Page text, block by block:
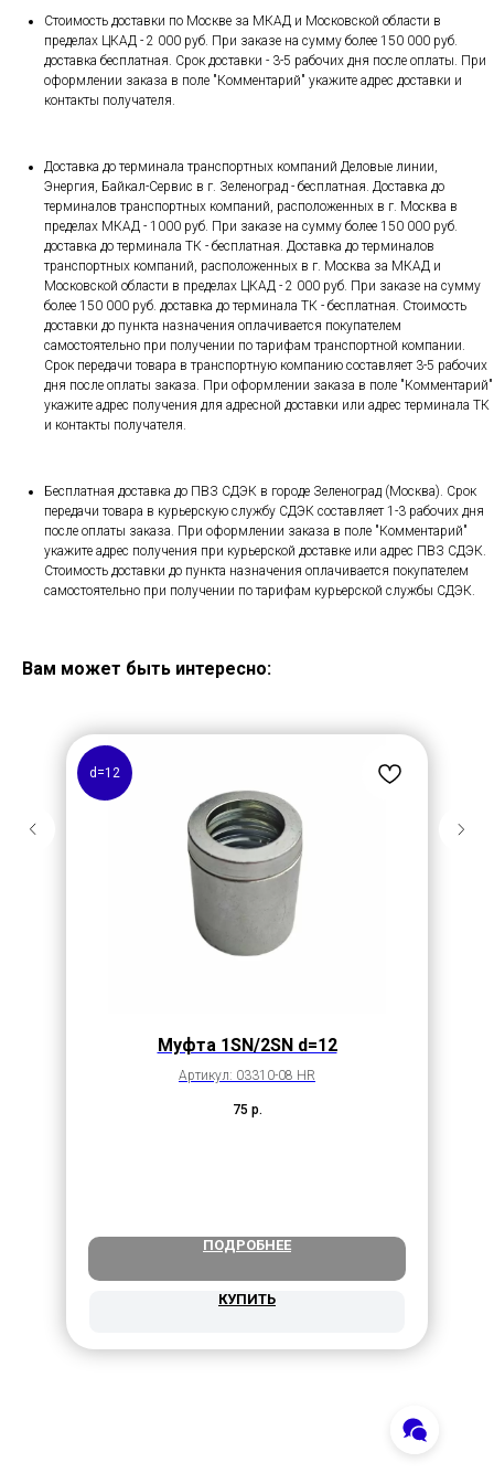
Стоимость доставки по Москве за МКАД и Московской области в
пределах ЦКАД - 2 000 руб. При заказе на сумму более 150 000 руб.
доставка бесплатная. Срок доставки - 3-5 рабочих дня после оплаты. При
оформлении заказа в поле "Комментарий" укажите адрес доставки и
контакты получателя.
Доставка до терминала транспортных компаний Деловые линии,
Энергия, Байкал-Сервис в г. Зеленоград - бесплатная. Доставка до
терминалов транспортных компаний, расположенных в г. Москва в
пределах МКАД - 1000 руб. При заказе на сумму более 150 000 руб.
доставка до терминала ТК - бесплатная. Доставка до терминалов
транспортных компаний, расположенных в г. Москва за МКАД и
Московской области в пределах ЦКАД - 2 000 руб. При заказе на сумму
более 150 000 руб. доставка до терминала ТК - бесплатная. Стоимость
доставки до пункта назначения оплачивается покупателем
самостоятельно при получении по тарифам транспортной компании.
Срок передачи товара в транспортную компанию составляет 3-5 рабочих
дня после оплаты заказа. При оформлении заказа в поле "Комментарий"
укажите адрес получения для адресной доставки или адрес терминала ТК
и контакты получателя.
Бесплатная доставка до ПВЗ СДЭК в городе Зеленоград (Москва). Срок
передачи товара в курьерскую службу СДЭК составляет 1-3 рабочих дня
после оплаты заказа. При оформлении заказа в поле "Комментарий"
укажите адрес получения при курьерской доставке или адрес ПВЗ СДЭК.
Стоимость доставки до пункта назначения оплачивается покупателем
самостоятельно при получении по тарифам курьерской службы СДЭК.
Вам может быть интересно:
d=12
Mуфта 1SN/2SN d=12
Артикул: 03310-08 HR
75 р.
ПОДРОБНЕЕ
КУПИТЬ